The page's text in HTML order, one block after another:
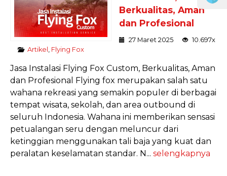
Berkualitas, Aman
dan Profesional
27 Maret 2025
10.697x
Artikel
Flying Fox
Jasa Instalasi Flying Fox Custom, Berkualitas, Aman
dan Profesional Flying fox merupakan salah satu
wahana rekreasi yang semakin populer di berbagai
tempat wisata, sekolah, dan area outbound di
seluruh Indonesia. Wahana ini memberikan sensasi
petualangan seru dengan meluncur dari
ketinggian menggunakan tali baja yang kuat dan
peralatan keselamatan standar. N... selengkapnya